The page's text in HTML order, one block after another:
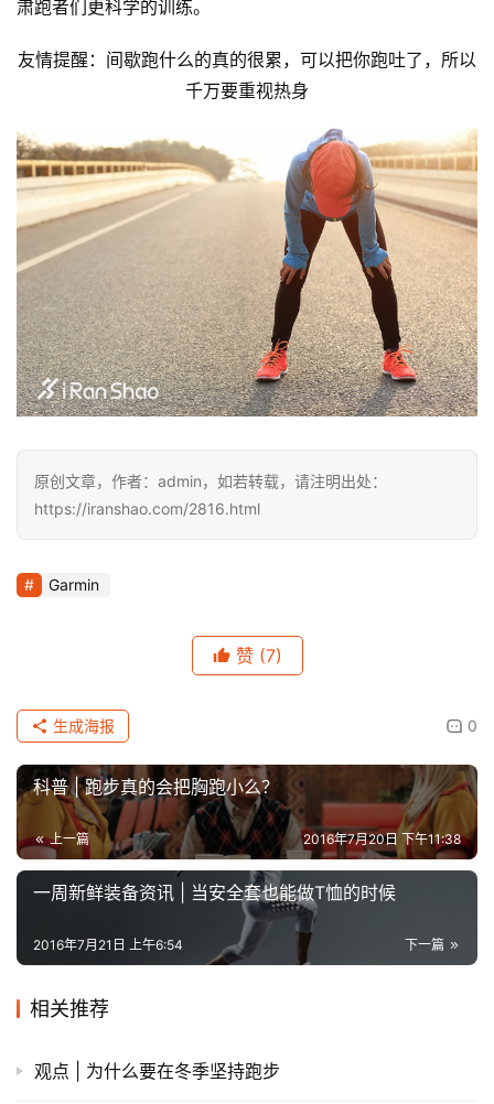
肃跑者们更科学的训练。
友情提醒：间歇跑什么的真的很累，可以把你跑吐了，所以
千万要重视热身
原创文章，作者：admin，如若转载，请注明出处：
https://iranshao.com/2816.html
Garmin
赞 (7)
0
生成海报
科普 | 跑步真的会把胸跑小么？
上一篇 2016年7月20日 下午11:38
一周新鲜装备资讯 | 当安全套也能做T恤的时候
下一篇
2016年7月21日 上午6:54
相关推荐
观点 | 为什么要在冬季坚持跑步